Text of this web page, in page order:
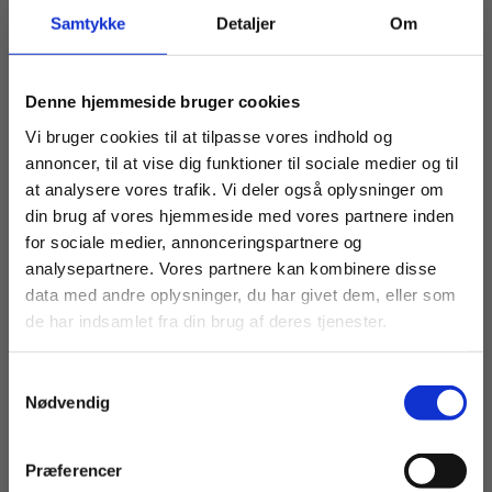
Samtykke Detaljer Om
Denne hjemmeside bruger cookies
Vi bruger cookies til at tilpasse vores indhold og
annoncer, til at vise dig funktioner til sociale medier og til
at analysere vores trafik. Vi deler også oplysninger om
din brug af vores hjemmeside med vores partnere inden
for sociale medier, annonceringspartnere og
analysepartnere. Vores partnere kan kombinere disse
data med andre oplysninger, du har givet dem, eller som
de har indsamlet fra din brug af deres tjenester.
Nødvendig
Præferencer
Folkedrabet i Rwanda
Fra
95,00 KR.
Fra
80,00 KR.
eBog+
Køb læremidler og find masterclasses mm.
Fortsæt som:
For privatkunder og
studerende. Du får
vist priser inkl.
For institutioner og
virksomheder. Du
får vist priser ekskl.